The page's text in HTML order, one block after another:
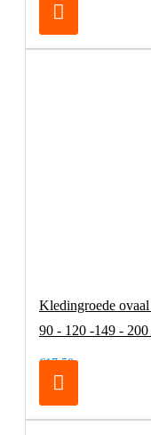
Kledingroede
90 - 120 -149 - 200
€17,50